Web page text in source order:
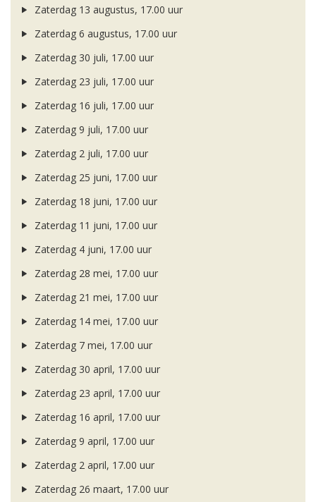
Zaterdag 13 augustus, 17.00 uur
Zaterdag 6 augustus, 17.00 uur
Zaterdag 30 juli, 17.00 uur
Zaterdag 23 juli, 17.00 uur
Zaterdag 16 juli, 17.00 uur
Zaterdag 9 juli, 17.00 uur
Zaterdag 2 juli, 17.00 uur
Zaterdag 25 juni, 17.00 uur
Zaterdag 18 juni, 17.00 uur
Zaterdag 11 juni, 17.00 uur
Zaterdag 4 juni, 17.00 uur
Zaterdag 28 mei, 17.00 uur
Zaterdag 21 mei, 17.00 uur
Zaterdag 14 mei, 17.00 uur
Zaterdag 7 mei, 17.00 uur
Zaterdag 30 april, 17.00 uur
Zaterdag 23 april, 17.00 uur
Zaterdag 16 april, 17.00 uur
Zaterdag 9 april, 17.00 uur
Zaterdag 2 april, 17.00 uur
Zaterdag 26 maart, 17.00 uur